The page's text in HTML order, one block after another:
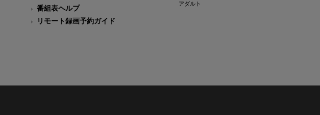
番組表ヘルプ
リモート録画予約ガイド
アダルト